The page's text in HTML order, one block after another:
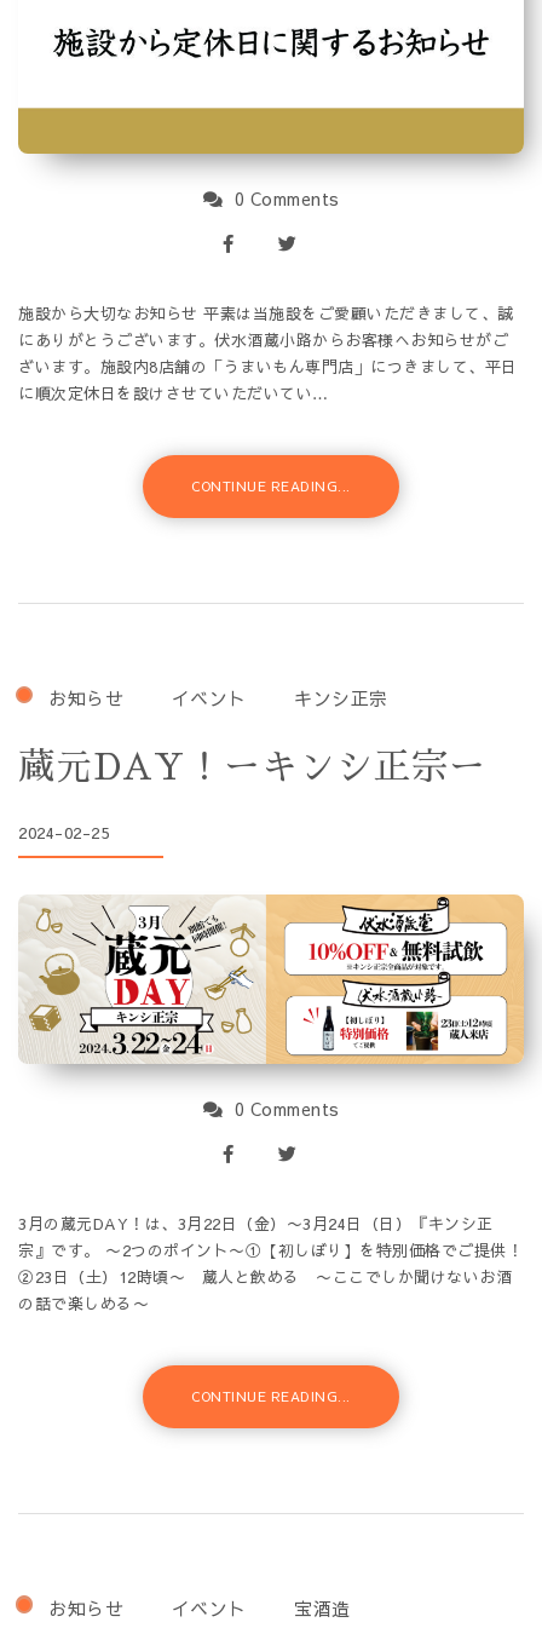
0 Comments
施設から大切なお知らせ 平素は当施設をご愛顧いただきまして、誠
にありがとうございます。伏水酒蔵小路からお客様へお知らせがご
ざいます。施設内8店舗の「うまいもん専門店」につきまして、平日
に順次定休日を設けさせていただいてい…
CONTINUE READING...
お知らせ イベント キンシ正宗
蔵元DAY！ーキンシ正宗ー
2024-02-25
0 Comments
3月の蔵元DAY！は、3月22日（金）〜3月24日（日）『キンシ正
宗』です。 〜2つのポイント〜①【初しぼり】を特別価格でご提供！
②23日（土）12時頃〜 蔵人と飲める 〜ここでしか聞けないお酒
の話で楽しめる〜
CONTINUE READING...
お知らせ イベント 宝酒造